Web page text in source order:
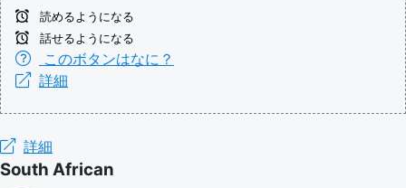
読めるようになる
話せるようになる
このボタンはなに？
詳細
詳細
South African